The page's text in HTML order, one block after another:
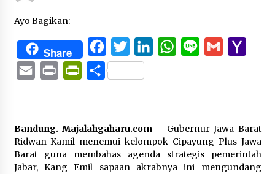
Ayo Bagikan:
Share FacebookTwitterLinkedInWhatsApp
Line Gmail
Email Print PrintFriendly
Share
Bandung. Majalahgaharu.com – Gubernur Jawa Barat
Ridwan Kamil menemui kelompok Cipayung Plus Jawa
Barat guna membahas agenda strategis pemerintah
Jabar, Kang Emil sapaan akrabnya ini mengundang